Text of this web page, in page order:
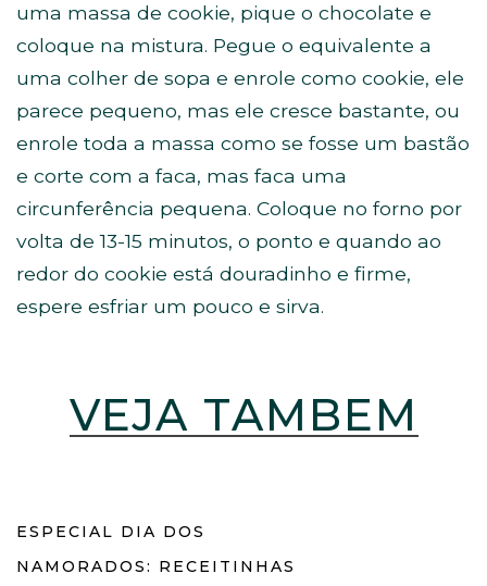
uma massa de cookie, pique o chocolate e
coloque na mistura. Pegue o equivalente a
uma colher de sopa e enrole como cookie, ele
parece pequeno, mas ele cresce bastante, ou
enrole toda a massa como se fosse um bastão
e corte com a faca, mas faca uma
circunferência pequena. Coloque no forno por
volta de 13-15 minutos, o ponto e quando ao
redor do cookie está douradinho e firme,
espere esfriar um pouco e sirva.
VEJA TAMBÉM
ESPECIAL DIA DOS
NAMORADOS: RECEITINHAS